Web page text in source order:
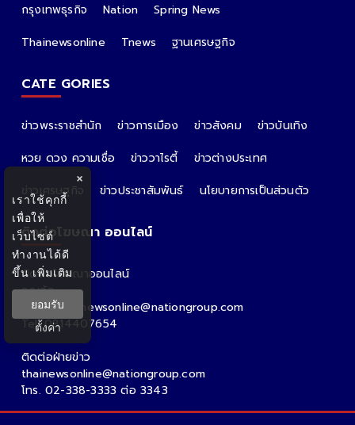
กรุงเทพธุรกิจ
Nation
Spring News
Thainewsonline
Tnews ฐานเศรษฐกิจ
CATE GORIES
ข่าวพระราชสำนัก ข่าวการเมือง ข่าวสังคม
ข่าวบันเทิง
หวย ดวง ความเชื่อ
ข่าววาไรตี้
ข่าวต่างประเทศ
ข่าวเศรษฐกิจ
ข่าวประชาสัมพันธ์ นโยบายการเป็นส่วนตัว
ติดต่อโฆษณา ออนไลน์
ติดต่อโฆษณาออนไลน์
คุณอ้อ
Email : thainewsonline@nationgroup.com
Tel: 0814407654
ติดต่อฝ่ายข่าว
thainewsonline@nationgroup.com
โทร. 02-338-3333 ต่อ 3343
×
เราใช้คุกกี้
เพื่อให้
เว็บไซต์
ทำงานได้ดี
ขึ้นเพิ่มเติม
ยอมรับ
ตั้งค่า